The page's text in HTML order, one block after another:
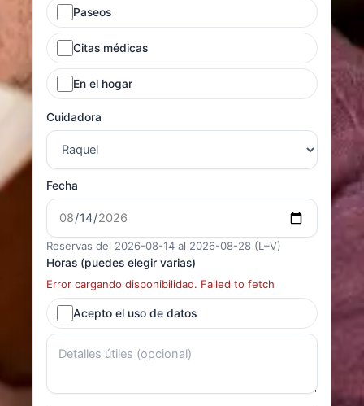
Paseos
Citas médicas
En el hogar
Cuidadora
Fecha
Reservas del 2026-08-14 al 2026-08-28 (L–V)
Horas (puedes elegir varias)
Error cargando disponibilidad. Failed to fetch
Acepto el uso de datos